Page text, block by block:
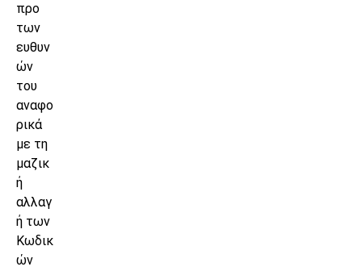
προ
των
ευθυν
ών
του
αναφο
ρικά
με τη
μαζικ
ή
αλλαγ
ή των
Κωδικ
ών